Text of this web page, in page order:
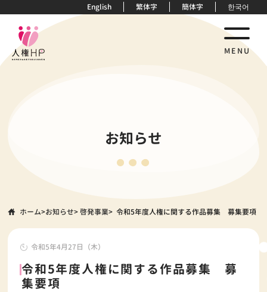
English 繁体字 簡体字 한국어
MENU
お知らせ
ホーム>お知らせ>啓発事業> 令和5年度人権に関する作品募集 募集要項
令和5年4月27日（木）
令和5年度人権に関する作品募集 募
集要項